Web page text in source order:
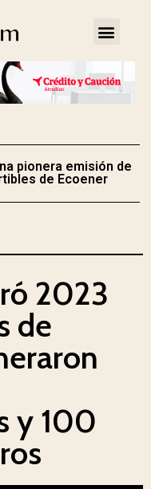
pionera emisión de
de Ecoener
2023
de
y 100